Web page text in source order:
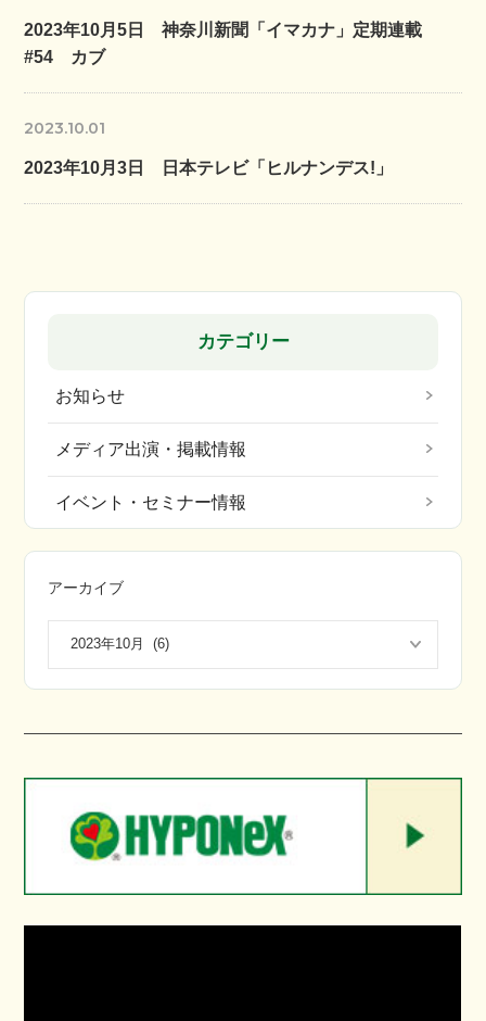
2023年10月5日 神奈川新聞「イマカナ」定期連載
#54 カブ
2023.10.01
2023年10月3日 日本テレビ「ヒルナンデス!」
カテゴリー
お知らせ
メディア出演・掲載情報
イベント・セミナー情報
アーカイブ